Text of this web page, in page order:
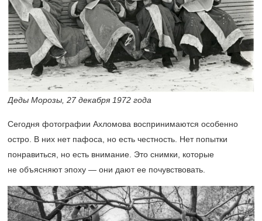
Деды Морозы, 27 декабря 1972 года
Сегодня фотографии Ахломова воспринимаются особенно
остро. В них нет пафоса, но есть честность. Нет попытки
понравиться, но есть внимание. Это снимки, которые
не объясняют эпоху — они дают ее почувствовать.